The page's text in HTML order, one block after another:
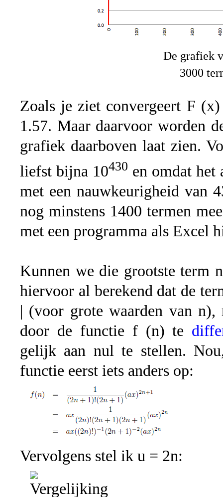
De grafiek
3000
Zoals je ziet convergeert F
1.57. Maar daarvoor worden
grafiek daarboven laat zien.
liefst bijna 10430 en omdat het
met een nauwkeurigheid van
nog minstens 1400 termen
met een programma als Excel
Kunnen we die grootste term
hiervoor al berekend dat de
| (voor grote waarden van
door de functie f (n) te
gelijk aan nul te stellen.
functie eerst iets anders op:
Vervolgens stel ik u = 2n: